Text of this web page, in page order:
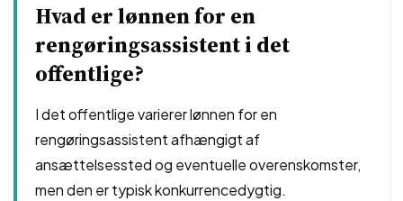
Hvad er lønnen for en
rengøringsassistent i det
offentlige?
I det offentlige varierer lønnen for en
rengøringsassistent afhængigt af
ansættelsessted og eventuelle overenskomster,
men den er typisk konkurrencedygtig.